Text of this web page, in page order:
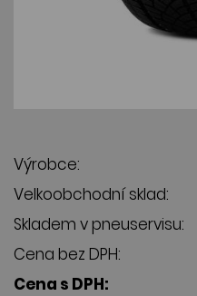
Výrobce:
Velkoobchodní sklad:
Skladem v pneuservisu:
Cena bez DPH:
Cena s DPH: